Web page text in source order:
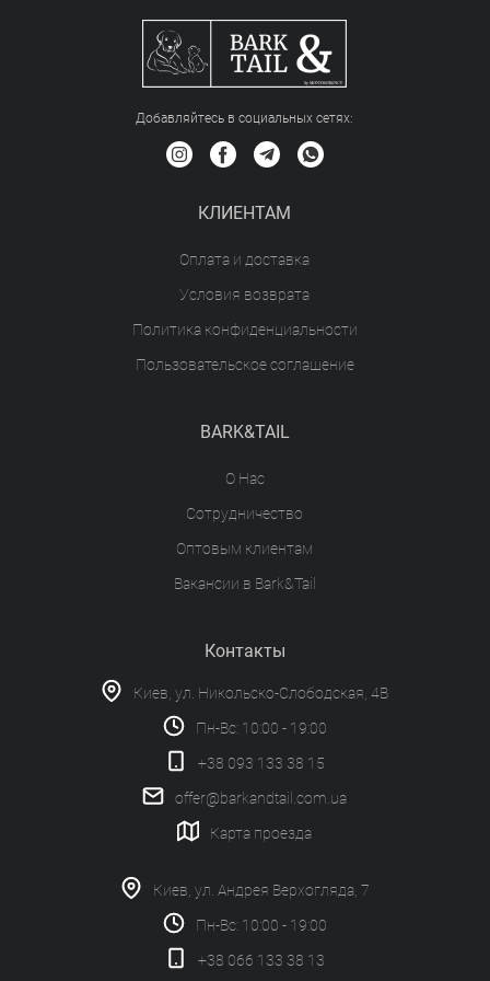
Добавляйтесь в социальных сетяx:
КЛИЕНТАМ
Оплата и доставка
Условия возврата
Политика конфиденциальности
Пользовательское соглашение
BARK&TAIL
О Нас
Сотрудничество
Оптовым клиентам
Вакансии в Bark&Tail
Контакты
Киев, ул. Никольско-Слободская, 4В
Пн-Вс: 10:00 - 19:00
+38 093 133 38 15
offer@barkandtail.com.ua
Карта проезда
Киев, ул. Андрея Верхогляда, 7
Пн-Вс: 10:00 - 19:00
+38 066 133 38 13